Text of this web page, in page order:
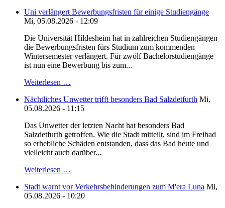
Uni verlängert Bewerbungsfristen für einige Studiengänge
Mi, 05.08.2026 - 12:09
Die Universität Hildesheim hat in zahlreichen Studiengängen
die Bewerbungsfristen fürs Studium zum kommenden
Wintersemester verlängert. Für zwölf Bachelorstudiengänge
ist nun eine Bewerbung bis zum...
Weiterlesen …
Nächtliches Unwetter trifft besonders Bad Salzdetfurth Mi,
05.08.2026 - 11:15
Das Unwetter der letzten Nacht hat besonders Bad
Salzdetfurth getroffen. Wie die Stadt mitteilt, sind im Freibad
so erhebliche Schäden entstanden, dass das Bad heute und
vielleicht auch darüber...
Weiterlesen …
Stadt warnt vor Verkehrsbehinderungen zum M'era Luna Mi,
05.08.2026 - 10:20